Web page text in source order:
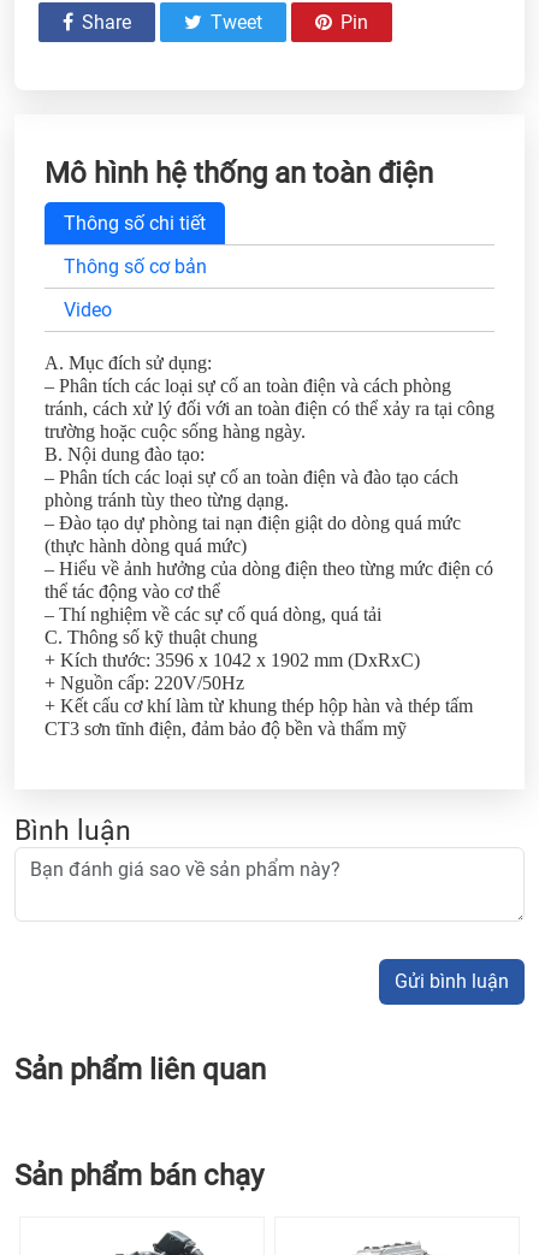
Share Tweet Pin
Mô hình hệ thống an toàn điện
Thông số chi tiết
Thông số cơ bản
Video
A. Mục đích sử dụng:
– Phân tích các loại sự cố an toàn điện và cách phòng
tránh, cách xử lý đối với an toàn điện có thể xảy ra tại công
trường hoặc cuộc sống hàng ngày.
B. Nội dung đào tạo:
– Phân tích các loại sự cố an toàn điện và đào tạo cách
phòng tránh tùy theo từng dạng.
– Đào tạo dự phòng tai nạn điện giật do dòng quá mức
(thực hành dòng quá mức)
– Hiểu về ảnh hưởng của dòng điện theo từng mức điện có
thể tác động vào cơ thể
– Thí nghiệm về các sự cố quá dòng, quá tải
C. Thông số kỹ thuật chung
+ Kích thước: 3596 x 1042 x 1902 mm (DxRxC)
+ Nguồn cấp: 220V/50Hz
+ Kết cấu cơ khí làm từ khung thép hộp hàn và thép tấm
CT3 sơn tĩnh điện, đảm bảo độ bền và thẩm mỹ
Bình luận
Gửi bình luận
Sản phẩm liên quan
Sản phẩm bán chạy